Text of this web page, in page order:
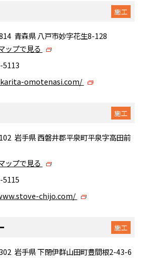
施工
青森県 八戸市妙字花生8-128
ップで見る
5113
omotenasi.com/
施工
岩手県 西磐井郡平泉町平泉字高田前
ップで見る
5115
chijo.com/
施工
岩手県 下閉伊群山田町豊間根2-43-6